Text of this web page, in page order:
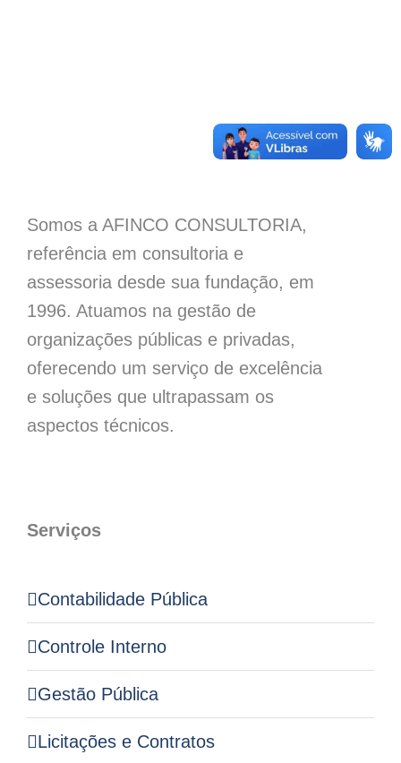
Somos a AFINCO CONSULTORIA,
referência em consultoria e
assessoria desde sua fundação, em
1996. Atuamos na gestão de
organizações públicas e privadas,
oferecendo um serviço de excelência
e soluções que ultrapassam os
aspectos técnicos.
Serviços
Contabilidade Pública
Controle Interno
Gestão Pública
Licitações e Contratos